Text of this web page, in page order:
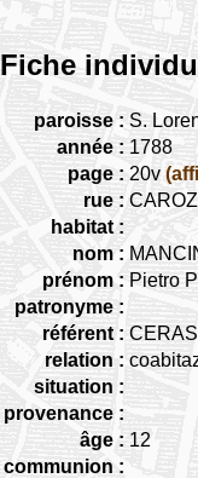
Fiche
paroisse : S.
année : 1788
page : 20v
rue :
habitat :
nom :
prénom : Pietro
patronyme :
référent :
relation :
situation :
provenance :
âge : 12
communion :